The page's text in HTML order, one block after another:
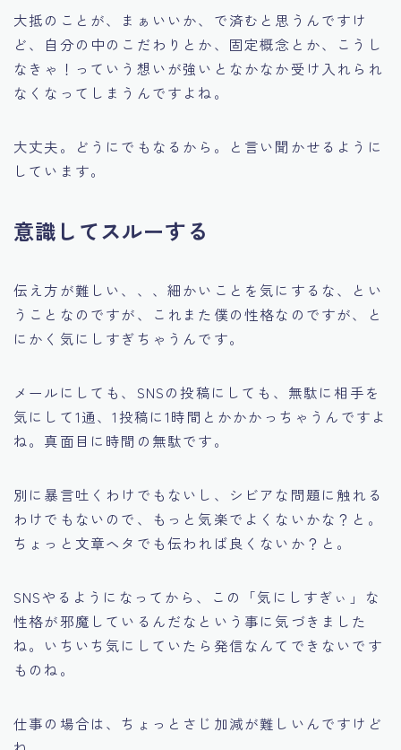
大抵のことが、まぁいいか、で済むと思うんですけ
ど、自分の中のこだわりとか、固定概念とか、こうし
なきゃ！っていう想いが強いとなかなか受け入れられ
なくなってしまうんですよね。
大丈夫。どうにでもなるから。と言い聞かせるように
しています。
意識してスルーする
伝え方が難しい、、、細かいことを気にするな、とい
うことなのですが、これまた僕の性格なのですが、と
にかく気にしすぎちゃうんです。
メールにしても、SNSの投稿にしても、無駄に相手を
気にして1通、1投稿に1時間とかかかっちゃうんですよ
ね。真面目に時間の無駄です。
別に暴言吐くわけでもないし、シビアな問題に触れる
わけでもないので、もっと気楽でよくないかな？と。
ちょっと文章ヘタでも伝われば良くないか？と。
SNSやるようになってから、この「気にしすぎぃ」な
性格が邪魔しているんだなという事に気づきました
ね。いちいち気にしていたら発信なんてできないです
ものね。
仕事の場合は、ちょっとさじ加減が難しいんですけど